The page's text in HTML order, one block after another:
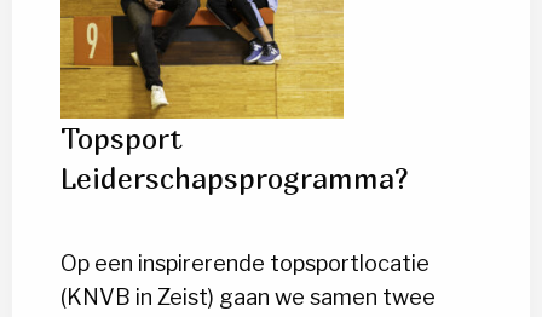
Topsport
Leiderschapsprogramma?
Op een inspirerende topsportlocatie
(KNVB in Zeist) gaan we samen twee